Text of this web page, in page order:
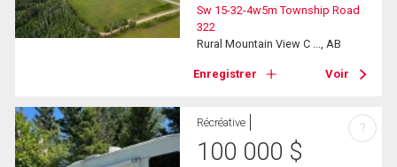
Sw 15-32-4w5m Township Road
322
Rural Mountain View C ..., AB
Enregistrer Voir
Récréative
100 000 $
?